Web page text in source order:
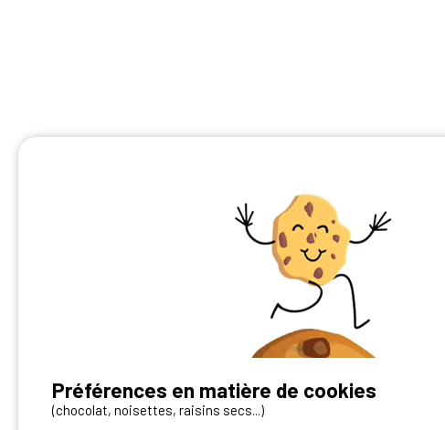
Vous avez un camping ?
Préférences en matière de cookies
(chocolat, noisettes, raisins secs...)